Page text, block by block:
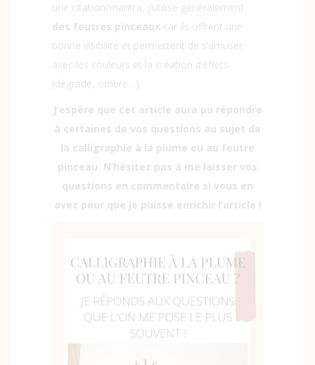
une citation/mantra, j’utilise généralement
des feutres pinceaux car ils offrent une
bonne visibilité et permettent de s’amuser
avec les couleurs et la création d’effets
(dégradé, ombre…)
J’espère que cet article aura pu répondre
à certaines de vos questions au sujet de
la calligraphie à la plume ou au feutre
pinceau. N’hésitez pas à me laisser vos
questions en commentaire si vous en
avez pour que je puisse enrichir l’article !